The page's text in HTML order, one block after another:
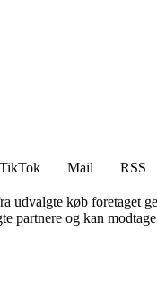
TikTok Mail
RSS
køb foretaget
partnere og kan